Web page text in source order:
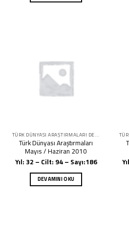
TÜRK DÜNYASI ARAŞTIRMALARI DERGISI
Türk Dünyası Araştırmaları
Mayıs / Haziran 2010
Yıl: 32 – Cilt: 94 – Sayı:186
DEVAMINI OKU